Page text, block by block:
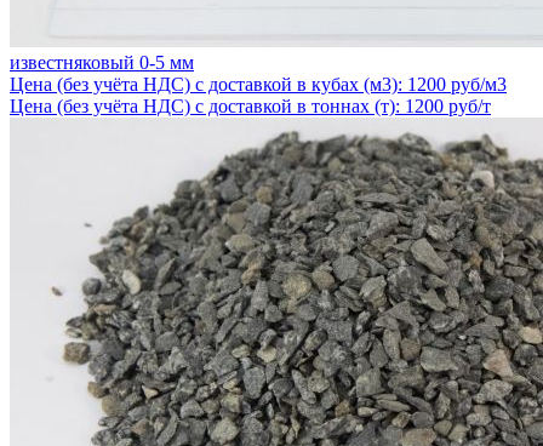
известняковый 0-5 мм
Цена (без учёта НДС) с доставкой в кубах (м3): 1200 руб/м3
Цена (без учёта НДС) с доставкой в тоннах (т): 1200 руб/т